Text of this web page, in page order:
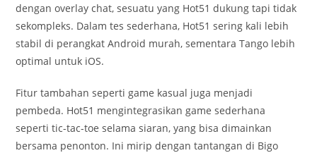
dengan overlay chat, sesuatu yang Hot51 dukung tapi tidak
sekompleks. Dalam tes sederhana, Hot51 sering kali lebih
stabil di perangkat Android murah, sementara Tango lebih
optimal untuk iOS.
Fitur tambahan seperti game kasual juga menjadi
pembeda. Hot51 mengintegrasikan game sederhana
seperti tic-tac-toe selama siaran, yang bisa dimainkan
bersama penonton. Ini mirip dengan tantangan di Bigo